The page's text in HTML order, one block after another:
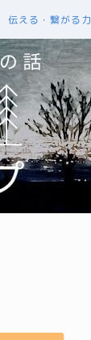
伝える・繋がる力